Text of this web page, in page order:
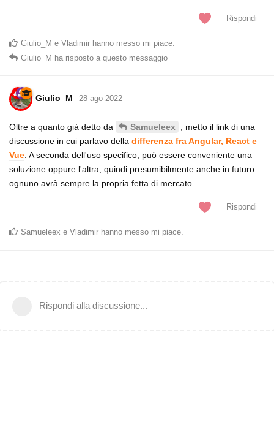
Rispondi
Giulio_M e Vladimir hanno messo mi piace
Giulio_M ha risposto a questo messaggio
Giulio_M 28 ago 2022
Oltre a quanto già detto da Samueleex
, metto il link di una
discussione in cui parlavo della differenza fra Angular, React e
Vue. A seconda dell'uso specifico, può essere conveniente una
soluzione oppure l'altra, quindi presumibilmente anche in futuro
ognuno avrà sempre la propria fetta di mercato.
Rispondi
Samueleex e Vladimir hanno messo mi piace.
Rispondi alla discussione...